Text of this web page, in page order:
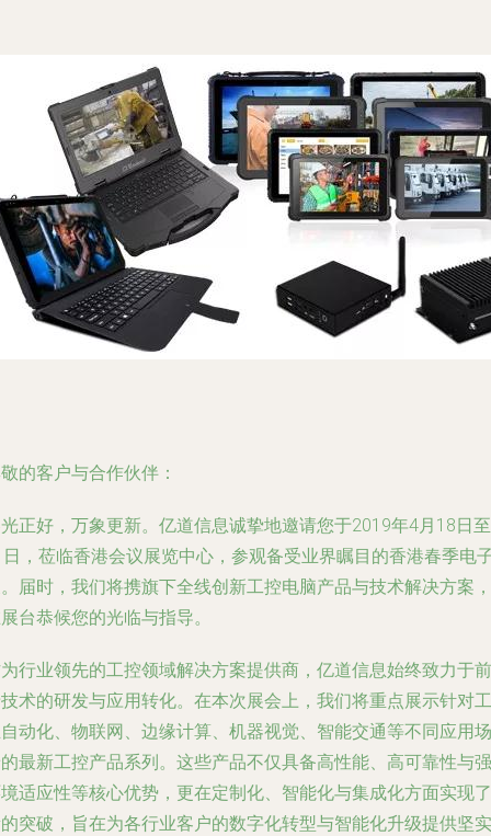
的客户与合作伙伴：
正好，万象更新。亿道信息诚挚地邀请您于2019年4月18日至
，莅临香港会议展览中心，参观备受业界瞩目的香港春季电
届时，我们将携旗下全线创新工控电脑产品与技术解决方案，
台恭候您的光临与指导。
行业领先的工控领域解决方案提供商，亿道信息始终致力于前
术的研发与应用转化。在本次展会上，我们将重点展示针对工
动化、物联网、边缘计算、机器视觉、智能交通等不同应用场
最新工控产品系列。这些产品不仅具备高性能、高可靠性与强
适应性等核心优势，更在定制化、智能化与集成化方面实现了
突破，旨在为各行业客户的数字化转型与智能化升级提供坚实